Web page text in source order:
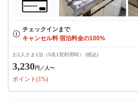
お1人さま1泊（5名1室利用時） (税込)
3,230円 ／人〜
ポイント(1%)